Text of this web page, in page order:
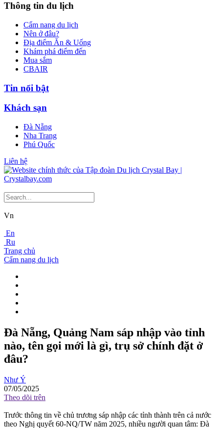
Thông tin du lịch
Cẩm nang du lịch
Nên ở đâu?
Địa điểm Ăn & Uống
Khám phá điểm đến
Mua sắm
CBAIR
Tin nổi bật
Khách sạn
Đà Nẵng
Nha Trang
Phú Quốc
Liên hệ
Vn
En
Ru
Trang chủ
Cẩm nang du lịch
Đà Nẵng, Quảng Nam sáp nhập vào tỉnh
nào, tên gọi mới là gì, trụ sở chính đặt ở
đâu?
Như Ý
07/05/2025
Theo dõi trên
Trước thông tin về chủ trương sáp nhập các tỉnh thành trên cả nước
theo Nghị quyết 60-NQ/TW năm 2025, nhiều người quan tâm: Đà